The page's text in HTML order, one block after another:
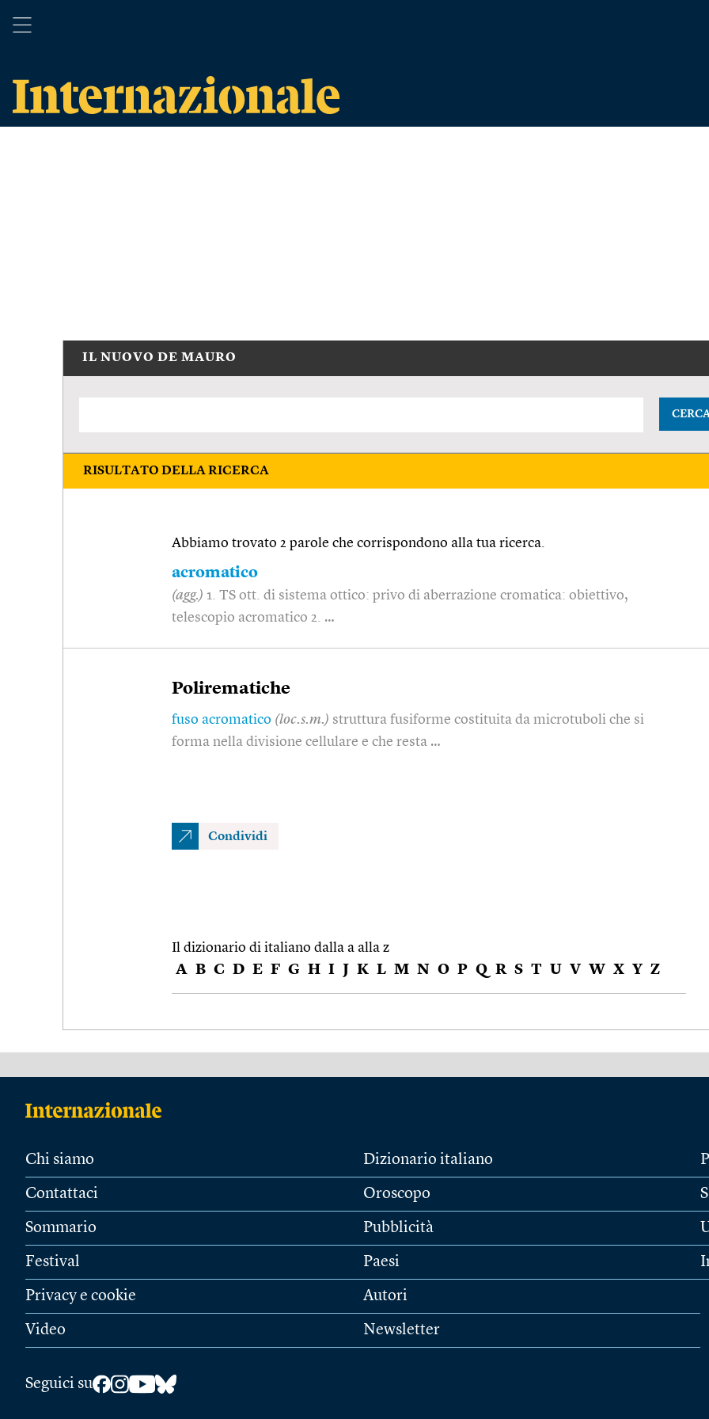
IL NUOVO DE MAURO
CERCA
RISULTATO DELLA RICERCA
Abbiamo trovato 2 parole che corrispondono alla tua ricerca.
acromatico
(agg.) 1. TS ott. di sistema ottico: privo di aberrazione cromatica: obiettivo,
telescopio acromatico 2. …
Polirematiche
fuso acromatico (loc.s.m.) struttura fusiforme costituita da microtuboli che si
forma nella divisione cellulare e che resta …
Condividi
Il dizionario di italiano dalla a alla z
A B C D E F G H I J K L M N O P Q R S T U V W X Y Z
Chi siamo
Contattaci
Sommario
Festival
Privacy e cookie
Video
Dizionario italiano
Oroscopo
Pubblicità
Paesi
Autori
Newsletter
Seguici su